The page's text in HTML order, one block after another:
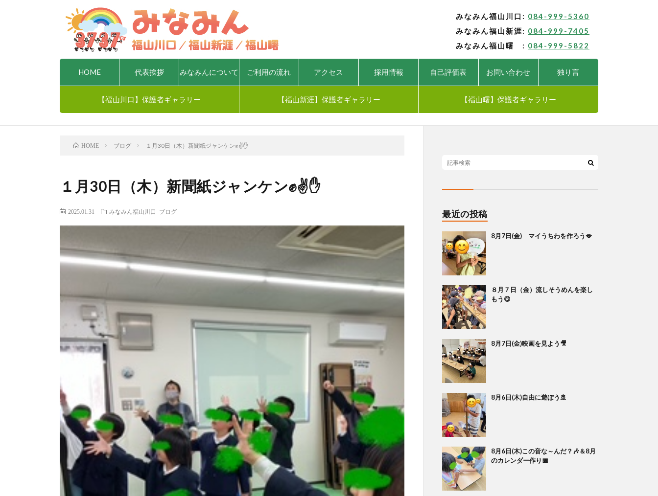
みなみん福山川口: 084-999-5360
みなみん福山新涯: 084-999-7405
みなみん福山曙 : 084-999-5822
HOME 代表挨拶 みなみんについて ご利用の流れ アクセス 採用情報 自己評価表 お問い合わせ 独り言
【福山川口】保護者ギャラリー 【福山新涯】保護者ギャラリー 【福山曙】保護者ギャラリー
HOME ブログ １月30日（木）新聞紙ジャンケン✊✌✋
１月30日（木）新聞紙ジャンケン✊✌✋
2025.01.31 みなみん福山川口 ブログ 最近の投稿
8月7日(金) マイうちわを作ろう🪭
８月７日（金）流しそうめんを楽し
もう😋
8月7日(金)映画を見よう🎥
8月6日(木)自由に遊ぼう🚢
8月6日(木)この音な～んだ？🎶＆8月
のカレンダー作り📅